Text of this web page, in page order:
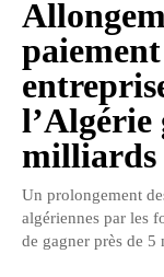
l’Algérie
milliards
Un prolongement
algériennes par les
de gagner près de 5